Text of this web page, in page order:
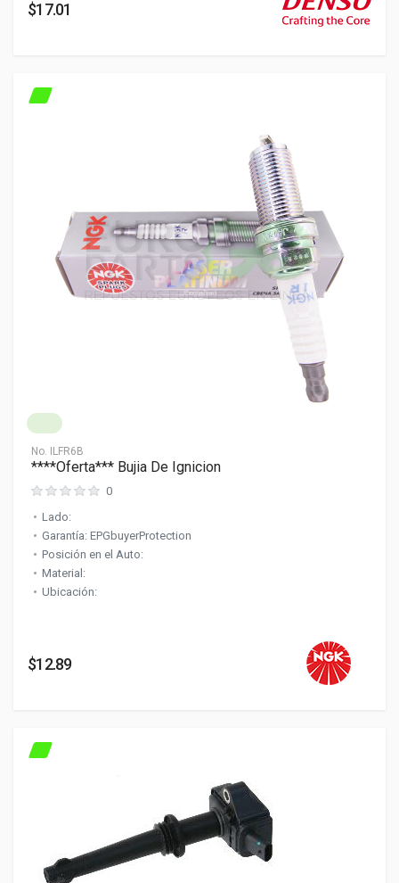
$17.01
No. ILFR6B
****Oferta*** Bujia De Ignicion
0
Lado:
Garantía: EPGbuyerProtection
Posición en el Auto:
Material:
Ubicación:
$12.89